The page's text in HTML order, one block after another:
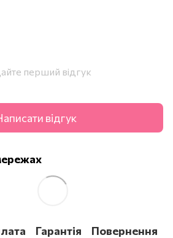
перший відгук
відгук
Гарантія Повернення